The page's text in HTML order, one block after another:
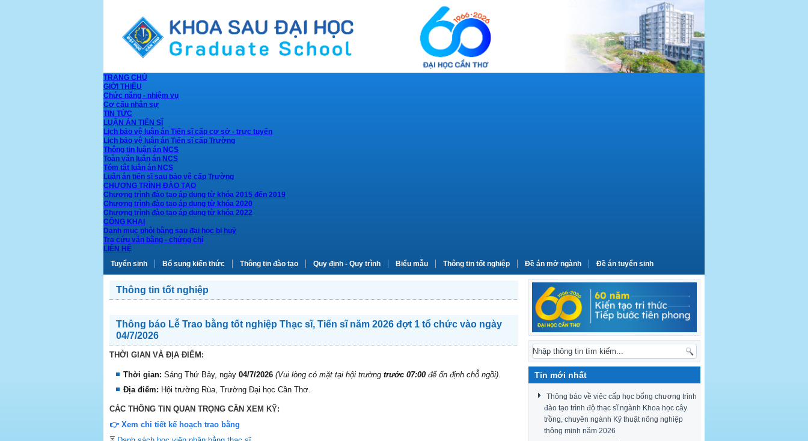
TRANG CHỦ
GIỚI THIỆU
Chức năng - nhiệm vụ
Cơ cấu nhân sự
TIN TỨC
LUẬN ÁN TIẾN SĨ
Lịch bảo vệ luận án Tiến sĩ cấp cơ sở - trực tuyến
Lịch bảo vệ luận án Tiến sĩ cấp Trường
Thông tin luận án NCS
Toàn văn luận án NCS
Tóm tắt luận án NCS
Luận án tiến sĩ sau bảo vệ cấp Trường
CHƯƠNG TRÌNH ĐÀO TẠO
Chương trình đào tạo áp dụng từ khóa 2015 đến 2019
Chương trình đào tạo áp dụng từ khóa 2020
Chương trình đào tạo áp dụng từ khóa 2022
CÔNG KHAI
Danh mục phôi bằng sau đại học bị huỷ
Tra cứu văn bằng - chứng chỉ
LIÊN HỆ
Tuyển sinh
Bổ sung kiến thức Thông tin đào tạo Quy định - Quy trình Biểu mẫu Thông tin tốt nghiệp Đề án mở ngành Đề án tuyển sinh
Thông tin tốt nghiệp
Thông báo Lễ Trao bằng tốt nghiệp Thạc sĩ, Tiến sĩ năm 2026 đợt 1 tổ chức vào ngày
04/7/2026
THỜI GIAN VÀ ĐỊA ĐIỂM:
Thời gian: Sáng Thứ Bảy, ngày 04/7/2026 (Vui lòng có mặt tại hội trường trước 07:00 để ổn định chỗ ngồi).
Địa điểm: Hội trường Rùa, Trường Đại học Cần Thơ.
CÁC THÔNG TIN QUAN TRỌNG CẦN XEM KỸ:
👉 Xem chi tiết kế hoạch trao bằng
Tin mới nhất
Thông báo về việc cấp học bổng chương trình
đào tạo trình độ thạc sĩ ngành Khoa học cây
trồng, chuyên ngành Kỹ thuật nông nghiệp
thông minh năm 2026